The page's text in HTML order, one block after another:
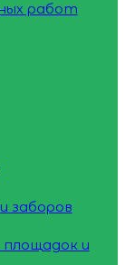
работ
заборов
площадок и